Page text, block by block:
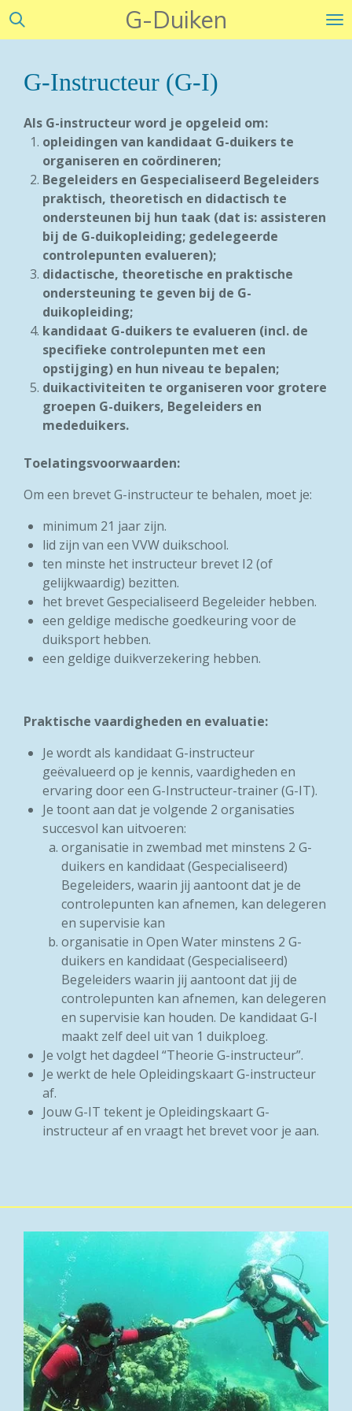
Ga
hoofdinhoud
G-Duiken
G-Instructeur (G-I)
Als G-instructeur word je opgeleid om:
opleidingen van kandidaat G-duikers te
organiseren en coördineren;
Begeleiders en Gespecialiseerd Begeleiders
praktisch, theoretisch en didactisch te
ondersteunen bij hun taak (dat is: assisteren
bij de G-duikopleiding; gedelegeerde
controlepunten evalueren);
didactische, theoretische en praktische
ondersteuning te geven bij de G-
duikopleiding;
kandidaat G-duikers te evalueren (incl. de
specifieke controlepunten met een
opstijging) en hun niveau te bepalen;
duikactiviteiten te organiseren voor grotere
groepen G-duikers, Begeleiders en
mededuikers.
Toelatingsvoorwaarden:
Om een brevet G-instructeur te behalen, moet je:
minimum 21 jaar zijn.
lid zijn van een VVW duikschool.
ten minste het instructeur brevet I2 (of
gelijkwaardig) bezitten.
het brevet Gespecialiseerd Begeleider hebben.
een geldige medische goedkeuring voor de
duiksport hebben.
een geldige duikverzekering hebben.
Praktische vaardigheden en evaluatie:
Je wordt als kandidaat G-instructeur
geëvalueerd op je kennis, vaardigheden en
ervaring door een G-Instructeur-trainer(G-IT).
Je toont aan dat je volgende 2 organisaties
succesvol kan uitvoeren:
organisatie in zwembad met minstens 2 G-
duikers en kandidaat (Gespecialiseerd)
Begeleiders, waarin jij aantoont dat je de
controlepunten kan afnemen, kan delegeren
en supervisie kan
organisatie in Open Water minstens 2 G-
duikers en kandidaat (Gespecialiseerd)
Begeleiders waarin jij aantoont dat jij de
controlepunten kan afnemen, kan delegeren
en supervisie kan houden. De kandidaat G-I
maakt zelf deel uit van 1 duikploeg.
Je volgt het dagdeel “Theorie G-instructeur”.
Je werkt de hele Opleidingskaart G-instructeur
af.
Jouw G-IT tekent je Opleidingskaart G-
instructeur af en vraagt het brevet voor je aan.